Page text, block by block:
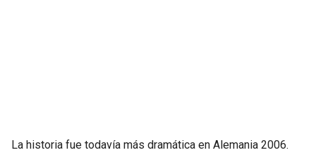
La historia fue todavía más dramática en Alemania 2006.